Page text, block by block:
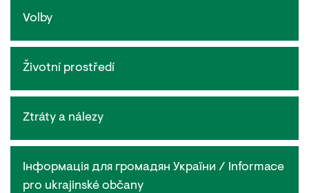
Volby
Životní prostředí
Ztráty a nálezy
Інформація для громадян України / Informace
pro ukrajinské občany